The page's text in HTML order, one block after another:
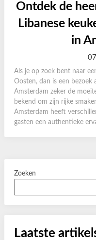
Ontdek de
Libanese
in
Als je op zoek bent naar
Oosten, dan is een bezoek
Amsterdam zeker de
bekend om zijn rijke
Amsterdam heeft
gasten een authentieke
Zoeken
Laatste